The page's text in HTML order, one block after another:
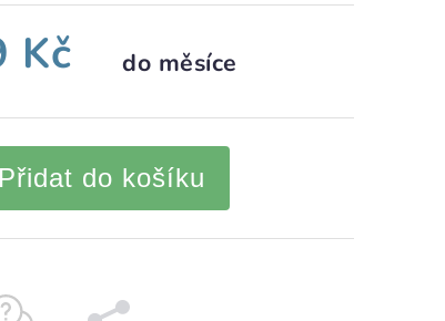
Kč do měsíce
Přidat do košíku